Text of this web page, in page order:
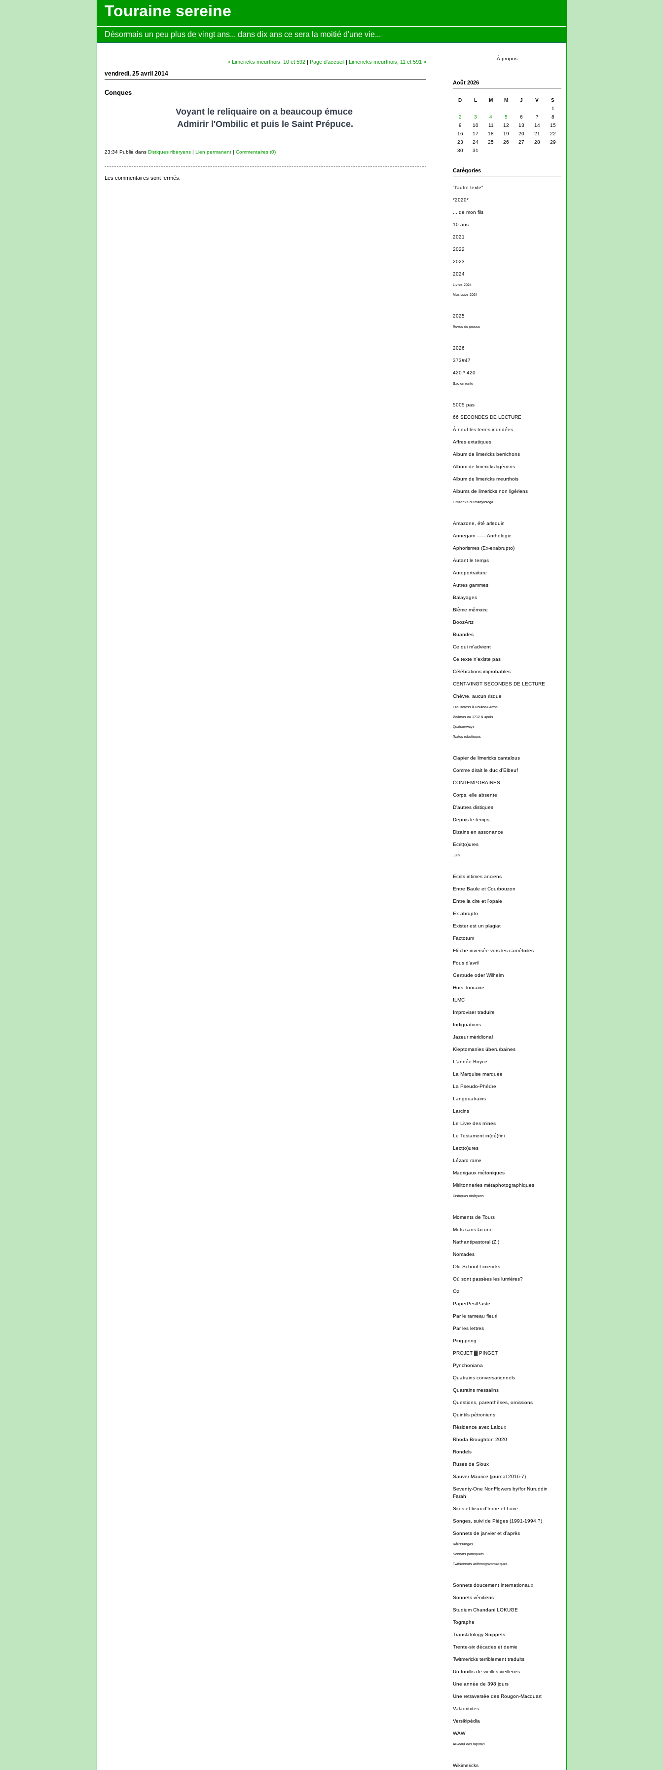
Touraine sereine
Désormais un peu plus de vingt ans... dans dix ans ce sera la moitié d'une vie...
À propos
Août 2026
D L M M J V
S
1
2
3 4 5 6 7
8
9
10 11 12 13 14
15
16
17 18 19 20 21
22
23
24 25 26 27 28
29
30
31
Catégories
"l'autre texte"
*2020*
... de mon fils
10 ans
2021
2022
2023
2024
Livres 2024
Musiques 2024
2025
Revue de presse
2026
373#47
420 * 420
Sac en rente
5005 pas
66 SECONDES DE LECTURE
À neuf les terres inondées
Affres extatiques
Album de limericks berrichons
Album de limericks ligériens
Album de limericks meurthois
Albums de limericks non ligériens
Limericks du martyrologe
Amazone, été arlequin
Annegarn ––– Anthologie
Aphorismes (Ex-exabrupto)
Autant le temps
Autoportraiture
Autres gammes
Balayages
Blême mêmoire
BoozArtz
Buandes
Ce qui m'advient
Ce texte n'existe pas
Célébrations improbables
CENT-VINGT SECONDES DE LECTURE
Chèvre, aucun risque
Les Boloss à Roland-Garros
Poèmes de 1712 & après
Quatramways
Textes robotiques
Clapier de limericks cantalous
Comme dirait le duc d'Elbeuf
CONTEMPORAINES
Corps, elle absente
D'autres distiques
Depuis le temps...
Dizains en assonance
Ecrit(o)ures
Juin
Ecrits intimes anciens
Entre Baule et Courbouzon
Entre la cire et l'opale
Ex abrupto
Exister est un plagiat
Factotum
Flèche inversée vers les carnétoiles
Fous d'avril
Gertrude oder Wilhelm
Hors Touraine
ILMC
Improviser traduire
Indignations
Jazeur méridional
Kleptomanies überurbaines
L'année Boyce
La Marquise marquée
La Pseudo-Phèdre
Langquatrains
Larcins
Le Livre des mines
Le Testament in(dé)fini
Lect(o)ures
Lézard rame
Madrigaux métoniques
Mirlitonneries métaphotographiques
Distiques ribéryens
Moments de Tours
Mots sans lacune
Nathantipastoral (Z.)
Nomades
Old-School Limericks
Où sont passées les lumières?
Oz
PaperPestPaste
Par le rameau fleuri
Par les lettres
Ping-pong
PROJET ▓ PINGET
Pynchoniana
Quatrains conversationnels
Quatrains messalins
Questions, parenthèses, omissions
Quintils pétroniens
Résidence avec Laloux
Rhoda Broughton 2020
Rondels
Ruses de Sioux
Sauver Maurice (journal 2016-7)
Seventy-One NonFlowers by/for Nuruddin
Farah
Sites et lieux d'Indre-et-Loire
Songes, suivi de Pièges (1991-1994 ?)
Sonnets de janvier et d'après
Réussanges
Sonnets perroquets
Twitsonnets arithmogrammatiques
Sonnets doucement internationaux
Sonnets vénitiens
Studium Chandani LOKUGE
Tographe
Translatology Snippets
Trente-six décades et demie
Twitmericks terriblement traduits
Un fouillis de vieilles vieilleries
Une année de 398 jours
Une retraversée des Rougon-Macquart
Valaoritides
Versikipédia
WAW
Au-delà des rapides
Wikimericks
« Limericks meurthois, 10 et 592| Page d'accueil| Limericks meurthois, 11 et 591 »
vendredi, 25 avril 2014
Conques
Voyant le reliquaire on a beaucoup émuce
Admirir l'Ombilic et puis le Saint Prépuce.
23:34 Publié dans Distiques ribéryens| Lien permanent| Commentaires (0)
Les commentaires sont fermés.